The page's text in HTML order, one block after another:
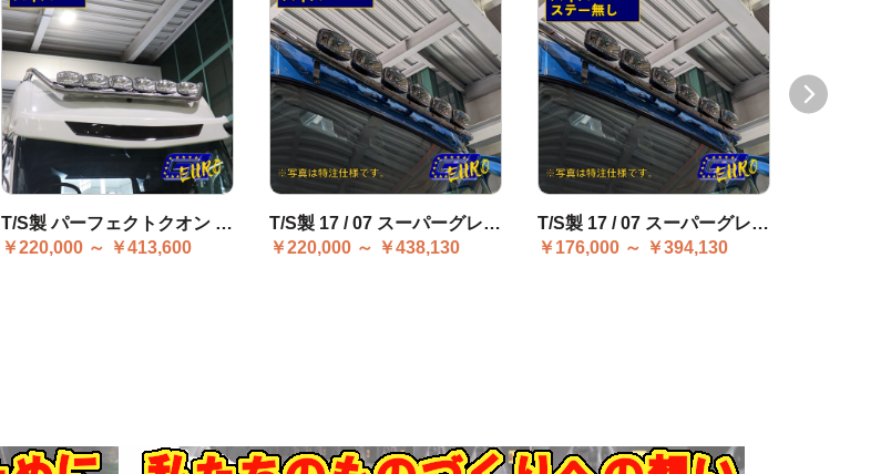
T/S製 パーフェクトクオン ハイバー ステーセット
￥220,000 ～ ￥413,600
T/S製 17 / 07 スーパーグレート ハイバー ステーセット
￥220,000 ～ ￥438,130
T/S製 17 / 07 スーパーグレート ハイバー ステー無し
￥176,000 ～ ￥394,130